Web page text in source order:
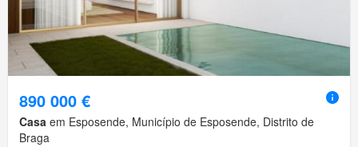
890 000 €
Casa em Esposende, Município de Esposende, Distrito de
Braga